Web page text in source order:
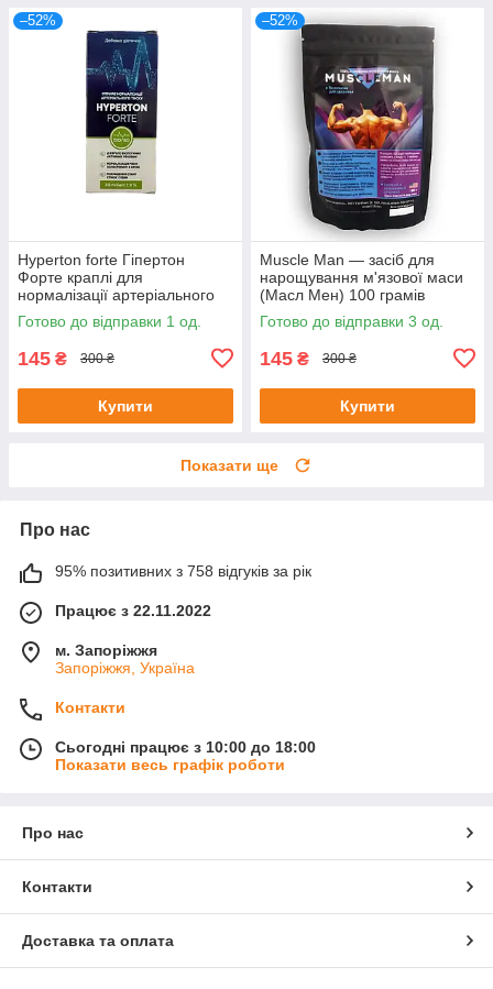
–52%
Hyperton forte Гіпертон
Форте краплі для
нормалізації артеріального
тиску 20 мл до 08/25
Готово до відправки 1 од.
145 ₴ 300 ₴
Купити
–52%
Muscle Man — засіб для
нарощування м'язової маси
(Масл Мен) 100 грамів
Готово до відправки 3 од.
145 ₴ 300 ₴
Купити
Показати ще
Про нас
95% позитивних з 758 відгуків за рік
Працює з 22.11.2022
м. Запоріжжя
Запоріжжя, Україна
Контакти
Сьогодні працює з 10:00 до 18:00
Показати весь графік роботи
Про нас
Контакти
Доставка та оплата